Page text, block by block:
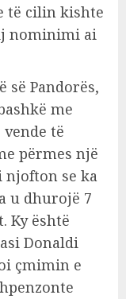
të cilin kishte
nominimi ai
së Pandorës,
me
të
përmes një
njofton se ka
u dhurojë 7
Ky është
Donaldi
çmimin e